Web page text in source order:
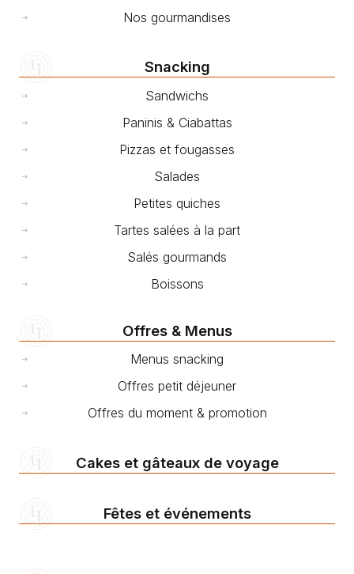
Nos gourmandises
Snacking
Sandwichs
Paninis & Ciabattas
Pizzas et fougasses
Salades
Petites quiches
Tartes salées à la part
Salés gourmands
Boissons
Offres & Menus
Menus snacking
Offres petit déjeuner
Offres du moment & promotion
Cakes et gâteaux de voyage
Fêtes et événements